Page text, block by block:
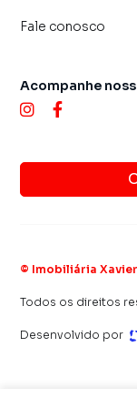
Fale conosco
Acompanhe
© Imobiliária
Todos os direitos
Desenvolvido por